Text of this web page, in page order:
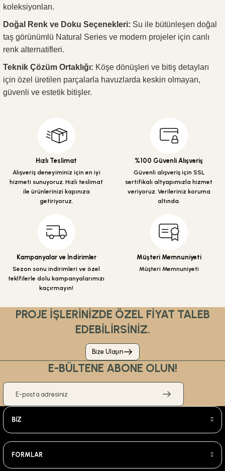
koleksiyonları.
Doğal Renk ve Doku Seçenekleri: Su ile bütünleşen doğal
taş görünümlü Natural Series ve modern projeler için canlı
renk alternatifleri.
Teknik Çözüm Ortaklığı: Köşe dönüşleri ve bitiş detayları
için özel üretilen parçalarla havuzlarda keskin olmayan,
güvenli ve estetik bitişler.
Hızlı Teslimat
Alışveriş deneyiminiz için en iyi
hizmeti sunuyoruz. Hızlı teslimat
ile ürünlerinizi kapınıza
getiriyoruz.
%100 Güvenli Alışveriş
Güvenli alışveriş için SSL
sertifikalı altyapımızla hizmet
veriyoruz. Verileriniz koruma
altında.
Kampanyalar ve İndirimler
Sezon sonu indirimleri ve özel
teklfilerle dolu kampanyalarımızı
kaçırmayın!
Müşteri Memnuniyeti
Müşteri Memnuniyeti
PROJE İŞLERİNİZDE ÖZEL FİYAT TALEB
EDEBİLİRSİNİZ.
Bize Ulaşın
E-BÜLTENE ABONE OLUN!
BİZ
FORMLAR